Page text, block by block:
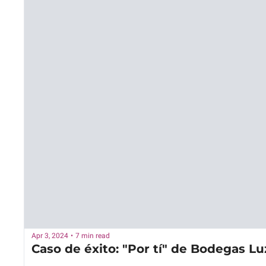
Apr 3, 2024 • 7 min read
Caso de éxito: "Por tí" de Bodegas